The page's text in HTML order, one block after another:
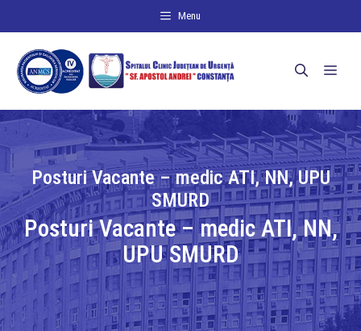
Menu
Posturi Vacante – medic ATI, NN, UPU
SMURD
Posturi Vacante – medic ATI, NN,
UPU SMURD